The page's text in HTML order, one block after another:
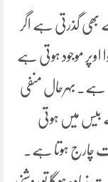
بھی گذرتی ہے اگر
موجود ہوتی ہے
ہے۔ بہرحال منفی
بیس میں ہوتی
چارج ہوتا ہے۔